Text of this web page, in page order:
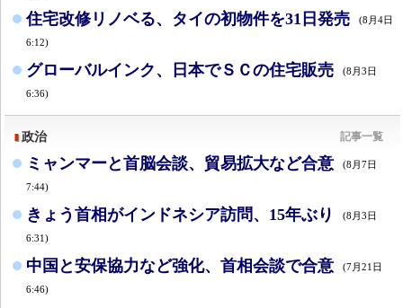
住宅改修リノベる、タイの初物件を31日発売 (8月4日
6:12)
グローバルインク、日本でＳＣの住宅販売 (8月3日
6:36)
政治 記事一覧
ミャンマーと首脳会談、貿易拡大など合意 (8月7日
7:44)
きょう首相がインドネシア訪問、15年ぶり (8月3日
6:31)
中国と安保協力など強化、首相会談で合意 (7月21日
6:46)